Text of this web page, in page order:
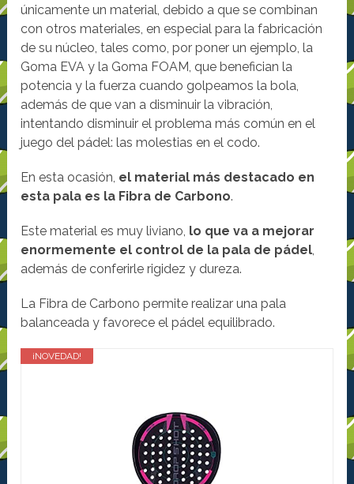
únicamente un material, debido a que se combinan
con otros materiales, en especial para la fabricación
de su núcleo, tales como, por poner un ejemplo, la
Goma EVA y la Goma FOAM, que benefician la
potencia y la fuerza cuando golpeamos la bola,
además de que van a disminuir la vibración,
intentando disminuir el problema más común en el
juego del pádel: las molestias en el codo.
En esta ocasión, el material más destacado en
esta pala es la Fibra de Carbono.
Este material es muy liviano, lo que va a mejorar
enormemente el control de la pala de pádel,
además de conferirle rigidez y dureza.
La Fibra de Carbono permite realizar una pala
balanceada y favorece el pádel equilibrado.
¡NOVEDAD!